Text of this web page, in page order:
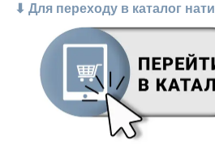
⬇ Для переходу в каталог